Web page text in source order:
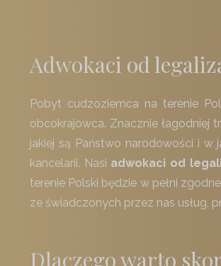
Adwokaci od
Pobyt cudzoziemca na terenie
obcokrajowca. Znacznie łagodniej
jakiej są Państwo narodowości i w
kancelarii. Nasi adwokaci od
terenie Polski będzie w pełni
ze świadczonych przez nas usług,
Dlaczego warto